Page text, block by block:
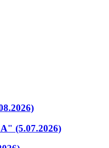
(5.07.2026)